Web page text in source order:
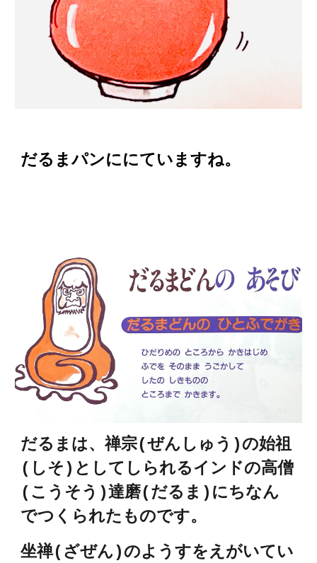
だるまパンににていますね。
だるまは、禅宗(ぜんしゅう)の始祖
(しそ)としてしられるインドの高僧
(こうそう)達磨(だるま)にちなん
でつくられたものです。
坐禅(ざぜん)のようすをえがいてい